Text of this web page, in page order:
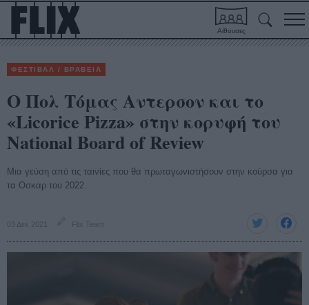
Αίθουσες
ΦΕΣΤΙΒΑΛ / ΒΡΑΒΕΙΑ
O Πολ Τόμας Αντερσον και το
«Licorice Pizza» στην κορυφή του
National Board of Review
Μια γεύση από τις ταινίες που θα πρωταγωνιστήσουν στην κούρσα για
τα Οσκαρ του 2022.
03 Δεκ 2021 Flix Team